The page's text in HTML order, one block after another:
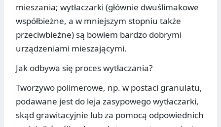
mieszania; wytłaczarki (głównie dwuślimakowe
współbieżne, a w mniejszym stopniu także
przeciwbieżne) są bowiem bardzo dobrymi
urządzeniami mieszającymi.
Jak odbywa się proces wytłaczania?
Tworzywo polimerowe, np. w postaci granulatu,
podawane jest do leja zasypowego wytłaczarki,
skąd grawitacyjnie lub za pomocą odpowiednich